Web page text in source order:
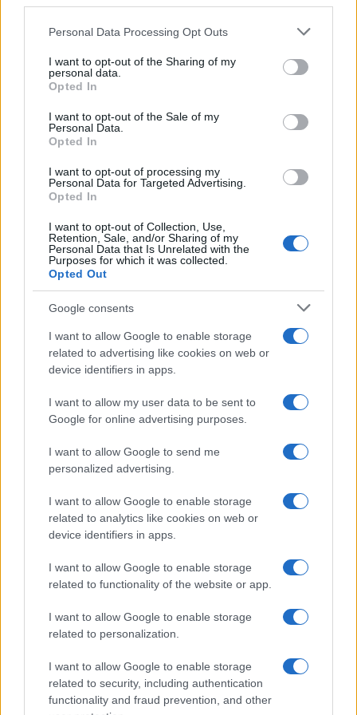
Please note that this website/app uses one or more Google
not limited to your visit or usage behaviour. You may click to
grant or deny consent to Google and its third-party tags to
use your data for below specified purposes in below Google
consent section.
Personal Data Processing Opt Outs
I want to opt-out of the Sharing of my
personal data.
Opted In
I want to opt-out of the Sale of my
Personal Data.
Opted In
I want to opt-out of processing my
Personal Data for Targeted Advertising.
Opted In
I want to opt-out of Collection, Use,
Retention, Sale, and/or Sharing of my
Personal Data that Is Unrelated with the
Purposes for which it was collected.
Opted Out
Google consents
I want to allow Google to enable storage
related to advertising like cookies on web or
device identifiers in apps.
I want to allow my user data to be sent to
Google for online advertising purposes.
I want to allow Google to send me
personalized advertising.
I want to allow Google to enable storage
related to analytics like cookies on web or
device identifiers in apps.
I want to allow Google to enable storage
related to functionality of the website or app.
I want to allow Google to enable storage
related to personalization.
I want to allow Google to enable storage
related to security, including authentication
functionality and fraud prevention, and other
ασφάλεια (25%).
Ισχυρή στήριξη στην ΕΕ – Ενότητα
Παρά το κλίμα ανησυχίας, η εμπιστοσύνη στην
74%των ερωτηθέντων δηλώνει ότι θέλει η
χώρα του να παραμείνει στην ΕΕ, με υψηλότερα
(89%) , και χαμηλότερα αλλά πλειοψηφικά σε
Πολωνία (68%)καιΓαλλία (61%).